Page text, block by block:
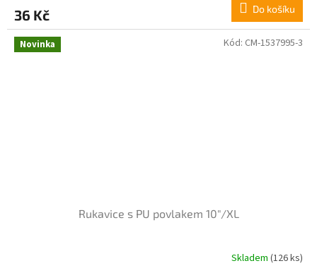
36 Kč Do košíku
Novinka
Rukavice s PU povlakem 10"/XL
Skladem (126 ks)
Kód: CM-1537995-3